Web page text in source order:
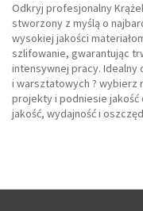
Odkryj profesjonalny
stworzony z myślą o
wysokiej jakości
szlifowanie, gwarantując
intensywnej pracy. Idealny
i warsztatowych ? wybierz
projekty i podniesie jakość
jakość, wydajność i